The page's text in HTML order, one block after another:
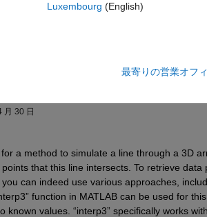
月 30 日
for a method to simulate a line through a
that this line intersects. To retrieve
can indeed use various approaches,
function in MATLAB can be used for
known values. “interp3” specifically works
Luxembourg (English)
最寄りの営業オフ